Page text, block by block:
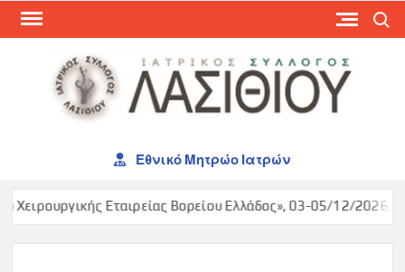
Skip
Εθνικό Μητρώο Ιατρών
Χειρουργικής Εταιρείας Βορείου Ελλάδος», 03-05/12/2026,